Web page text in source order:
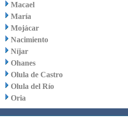
Macael
María
Mojácar
Nacimiento
Níjar
Ohanes
Olula de Castro
Olula del Río
Oria